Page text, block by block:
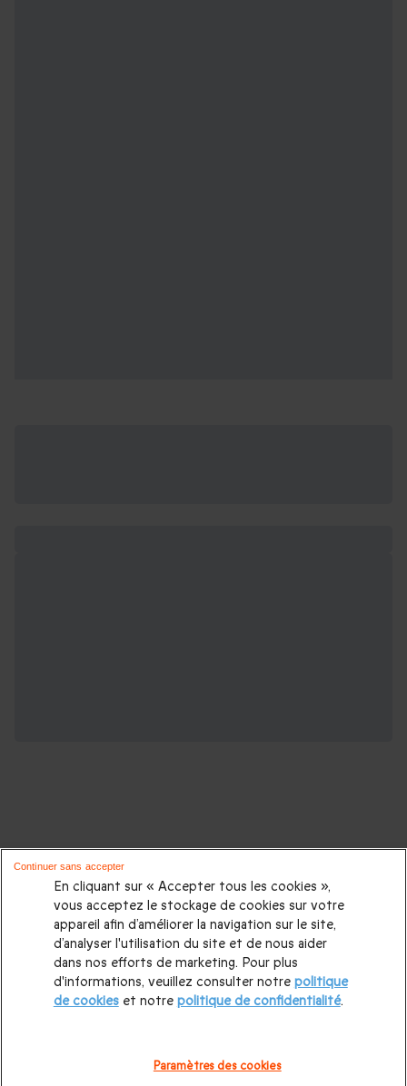
D'autres activités pour les amateurs
d'adrénaline :
Saut en parachute |Saut en parapente|Vol en
montgolfière| Vol en ULM|Vol en hélicoptère
l'élastique|Simulateur de chute libre| Vol en avion de
Vol montgolfière Auvergne|Vol montgolfière
En cliquant sur « Accepter tous les cookies »,
vous acceptez le stockage de cookies sur votre
appareil afin d’améliorer la navigation sur le site,
d’analyser l'utilisation du site et de nous aider
dans nos efforts de marketing. Pour plus
d'informations, veuillez consulter notre politique
de cookieset notre politique de confidentialité.
Paramètres des cookies
Continuer sans accepter